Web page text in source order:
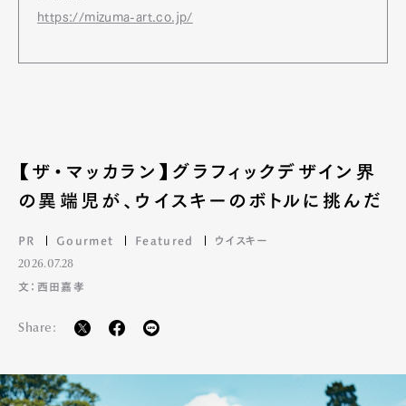
https://mizuma-art.co.jp/
【ザ・マッカラン】グラフィックデザイン界
の異端児が、ウイスキーのボトルに挑んだ
PR Gourmet Featured ウイスキー
2026.07.28
文：西田嘉孝
Share: